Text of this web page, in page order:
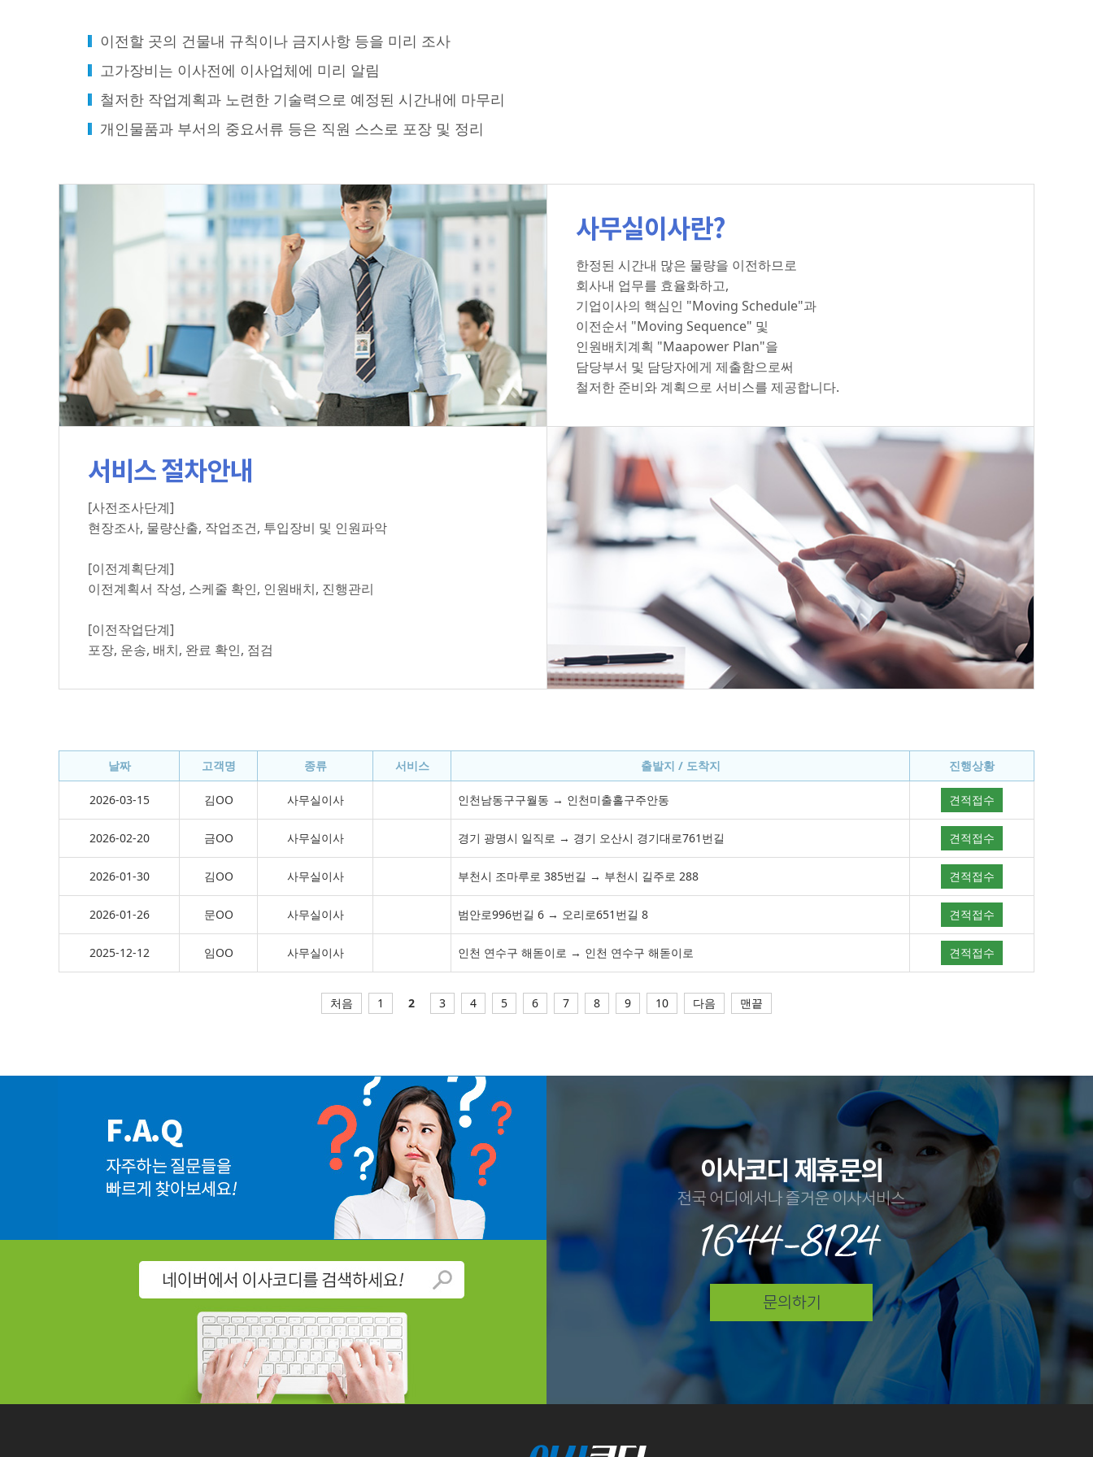
이전할 곳의 건물내 규칙이나 금지사항 등을 미리 조사
고가장비는 이사전에 이사업체에 미리 알림
철저한 작업계획과 노련한 기술력으로 예정된 시간내에 마무리
개인물품과 부서의 중요서류 등은 직원 스스로 포장 및 정리
사무실이사란?
한정된 시간내 많은 물량을 이전하므로
회사내 업무를 효율화하고,
기업이사의 핵심인 "Moving Schedule"과
이전순서 "Moving Sequence" 및
인원배치계획 "Maapower Plan"을
담당부서 및 담당자에게 제출함으로써
철저한 준비와 계획으로 서비스를 제공합니다.
서비스 절차안내
[사전조사단계]
현장조사, 물량산출, 작업조건, 투입장비 및 인원파악
[이전계획단계]
이전계획서 작성, 스케줄 확인, 인원배치, 진행관리
[이전작업단계]
포장, 운송, 배치, 완료 확인, 점검
날짜 고객명 종류 서비스 출발지 / 도착지 진행상황
2026-03-15 김OO 사무실이사 인천남동구구월동 → 인천미출홀구주안동 견적접수
2026-02-20 금OO 사무실이사 경기 광명시 일직로 → 경기 오산시 경기대로761번길 견적접수
2026-01-30 김OO 사무실이사 부천시 조마루로 385번길 → 부천시 길주로 288 견적접수
2026-01-26 문OO 사무실이사 범안로996번길 6 → 오리로651번길 8 견적접수
2025-12-12 임OO 사무실이사 인천 연수구 해돋이로 → 인천 연수구 해돋이로 견적접수
처음 1 2 3 4 5 6 7 8 9 10 다음 맨끝